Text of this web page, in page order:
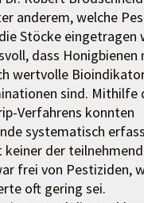
anderem, welche
Stöcke eingetragen
dass Honigbienen
wertvolle
sind. Mithilfe
Verfahrens konnten
systematisch
keiner der
frei von Pestiziden,
oft gering sei.